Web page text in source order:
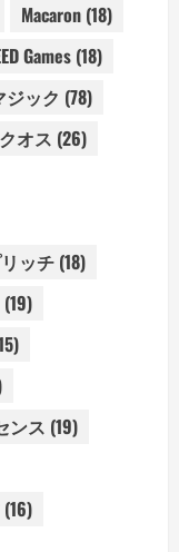
Macaron (18)
Games (18)
ジック (78)
オス (26)
ッチ (18)
(19)
ンス (19)
(16)